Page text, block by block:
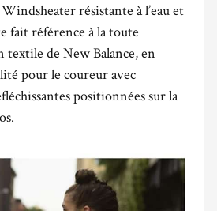
résistante à l’eau et
fait référence à la toute
de New Balance, en
pour le coureur avec
positionnées sur la